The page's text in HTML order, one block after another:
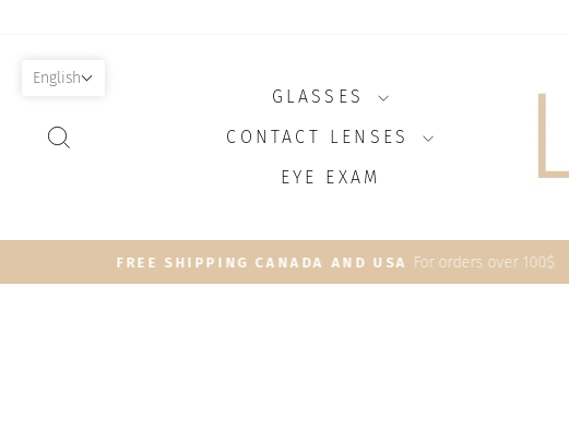
GLASSES
CONTACT LENSES
EYE EXAM
English